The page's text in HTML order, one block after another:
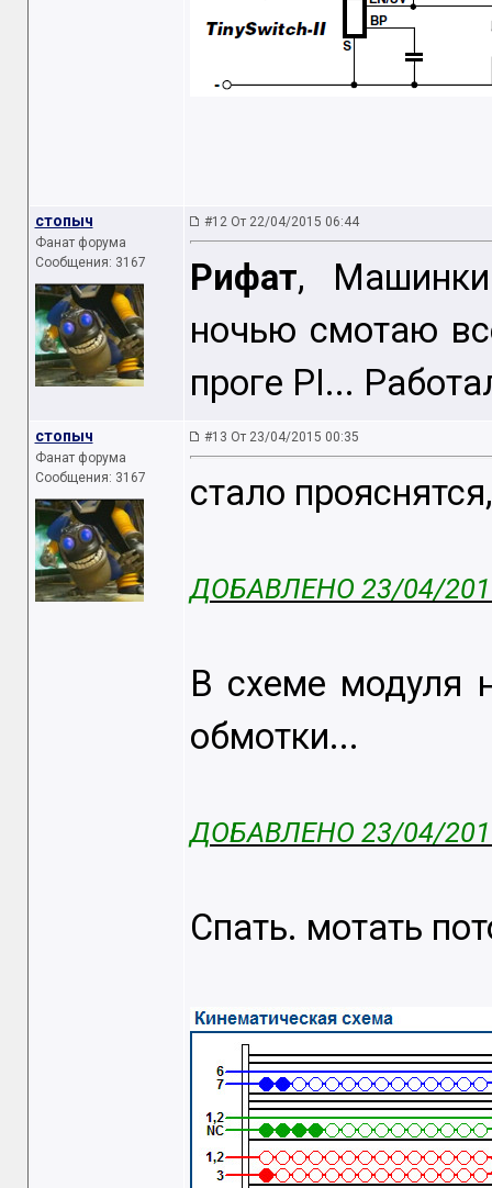
стопыч
Фанат форума
Сообщения: 3167
#12 От 22/04/2015 06:44
Рифат, Машинки
ночью смотаю
проге PI...
стопыч
Фанат форума
Сообщения: 3167
#13 От 23/04/2015 00:35
стало
ДОБАВЛЕНО 23/04/
В схеме модуля
обмотки...
ДОБАВЛЕНО 23/04/
Спать. мотать